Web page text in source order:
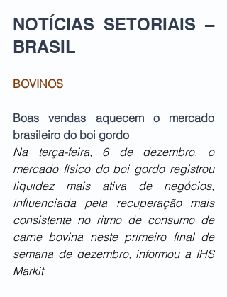
NOTÍCIAS SETORIAIS –
BRASIL
BOVINOS
Boas vendas aquecem o mercado
brasileiro do boi gordo
Na terça-feira, 6 de dezembro, o
mercado físico do boi gordo registrou
liquidez mais ativa de negócios,
influenciada pela recuperação mais
consistente no ritmo de consumo de
carne bovina neste primeiro final de
semana de dezembro, informou a IHS
Markit